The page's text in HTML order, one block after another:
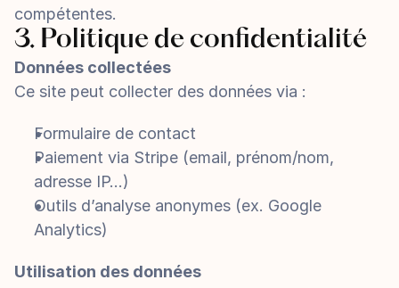
compétentes.
3. Politique de confidentialité
Données collectées
Ce site peut collecter des données via :
Formulaire de contact
Paiement via Stripe (email, prénom/nom,
adresse IP…)
Outils d’analyse anonymes (ex. Google
Analytics)
Utilisation des données